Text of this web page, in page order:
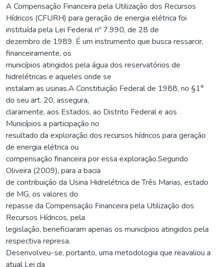
A Compensação Financeira pela Utilização dos Recursos
Hídricos (CFURH) para geração de energia elétrica foi
instituída pela Lei Federal nº 7.990, de 28 de
dezembro de 1989. É um instrumento que busca ressarcir,
financeiramente, os
municípios atingidos pela água dos reservatórios de
hidrelétricas e aqueles onde se
instalam as usinas.A Constituição Federal de 1988, no §1°
do seu art. 20, assegura,
claramente, aos Estados, ao Distrito Federal e aos
Municípios a participação no
resultado da exploração dos recursos hídricos para geração
de energia elétrica ou
compensação financeira por essa exploração.Segundo
Oliveira (2009), para a bacia
de contribuição da Usina Hidrelétrica de Três Marias, estado
de MG, os valores do
repasse da Compensação Financeira pela Utilização dos
Recursos Hídricos, pela
legislação, beneficiaram apenas os municípios atingidos pela
respectiva represa.
Desenvolveu-se, portanto, uma metodologia que reavaliou a
atual Lei da